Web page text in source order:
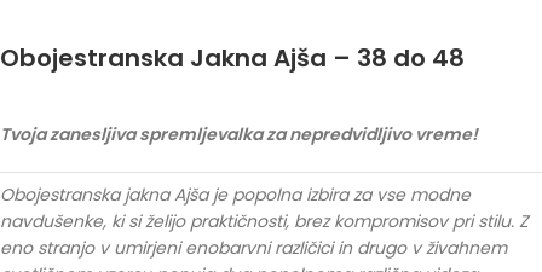
Obojestranska Jakna Ajša – 38 do 48
Tvoja zanesljiva spremljevalka za nepredvidljivo vreme!
Obojestranska jakna Ajša je popolna izbira za vse modne
navdušenke, ki si želijo praktičnosti, brez kompromisov pri stilu. Z
eno stranjo v umirjeni enobarvni različici in drugo v živahnem